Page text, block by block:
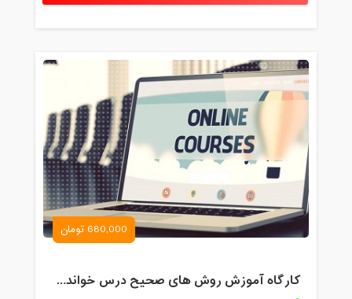
680,000 تومان
کارگاه آموزش روش های صحیح درس خواندن همراه با یادگیری بدون فراموشی